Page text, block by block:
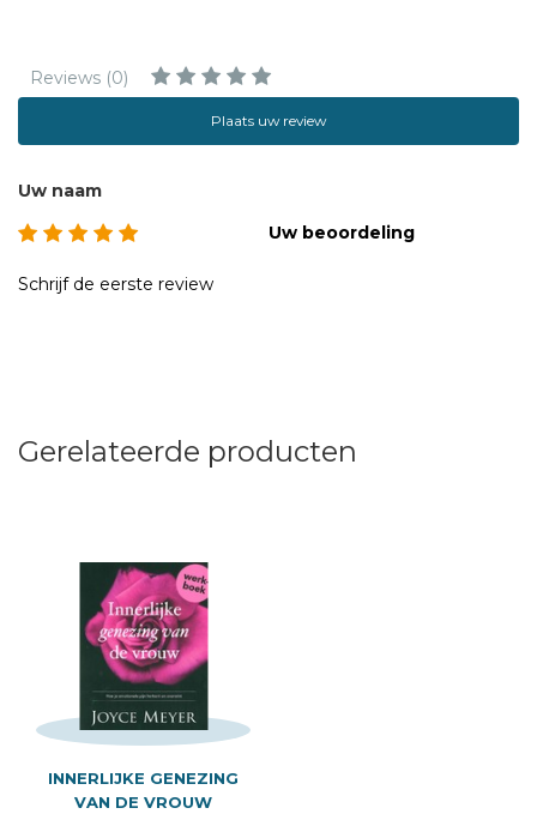
Reviews (0)
Plaats uw review
Uw naam
Uw beoordeling
Schrijf de eerste review
Gerelateerde producten
INNERLIJKE GENEZING
VAN DE VROUW